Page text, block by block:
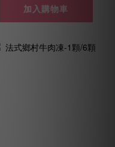
加入購物車